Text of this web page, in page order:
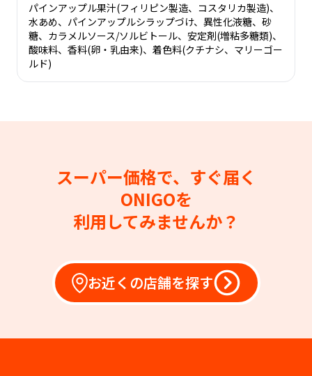
パインアップル果汁(フィリピン製造、コスタリカ製造)、
水あめ、パインアップルシラップづけ、異性化液糖、砂
糖、カラメルソース/ソルビトール、安定剤(増粘多糖類)、
酸味料、香料(卵・乳由来)、着色料(クチナシ、マリーゴー
ルド)
スーパー価格で、すぐ届く
ONIGOを
利用してみませんか？
お近くの店舗を探す